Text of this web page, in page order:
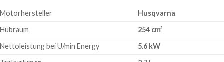
Motorhersteller
Husqvarna
Hubraum
254 cm³
Nettoleistung bei U/min Energy
5.6 kW